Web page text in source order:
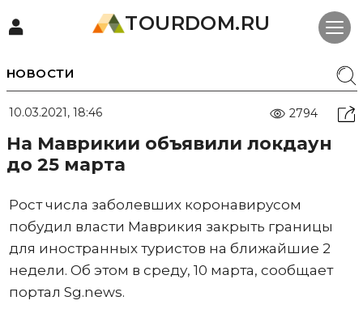
TOURDOM.RU
НОВОСТИ
10.03.2021, 18:46 2794
На Маврикии объявили локдаун
до 25 марта
Рост числа заболевших коронавирусом
побудил власти Маврикия закрыть границы
для иностранных туристов на ближайшие 2
недели. Об этом в среду, 10 марта, сообщает
портал Sg.news.